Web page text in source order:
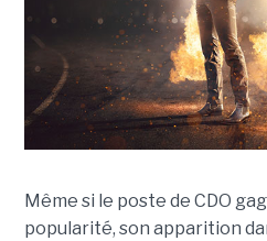
Même si le poste de CDO
popularité, son apparition